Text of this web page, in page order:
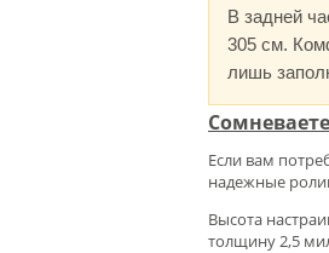
В задней
305 см.
лишь
Если вам
надежные
Высота
толщину 2,5